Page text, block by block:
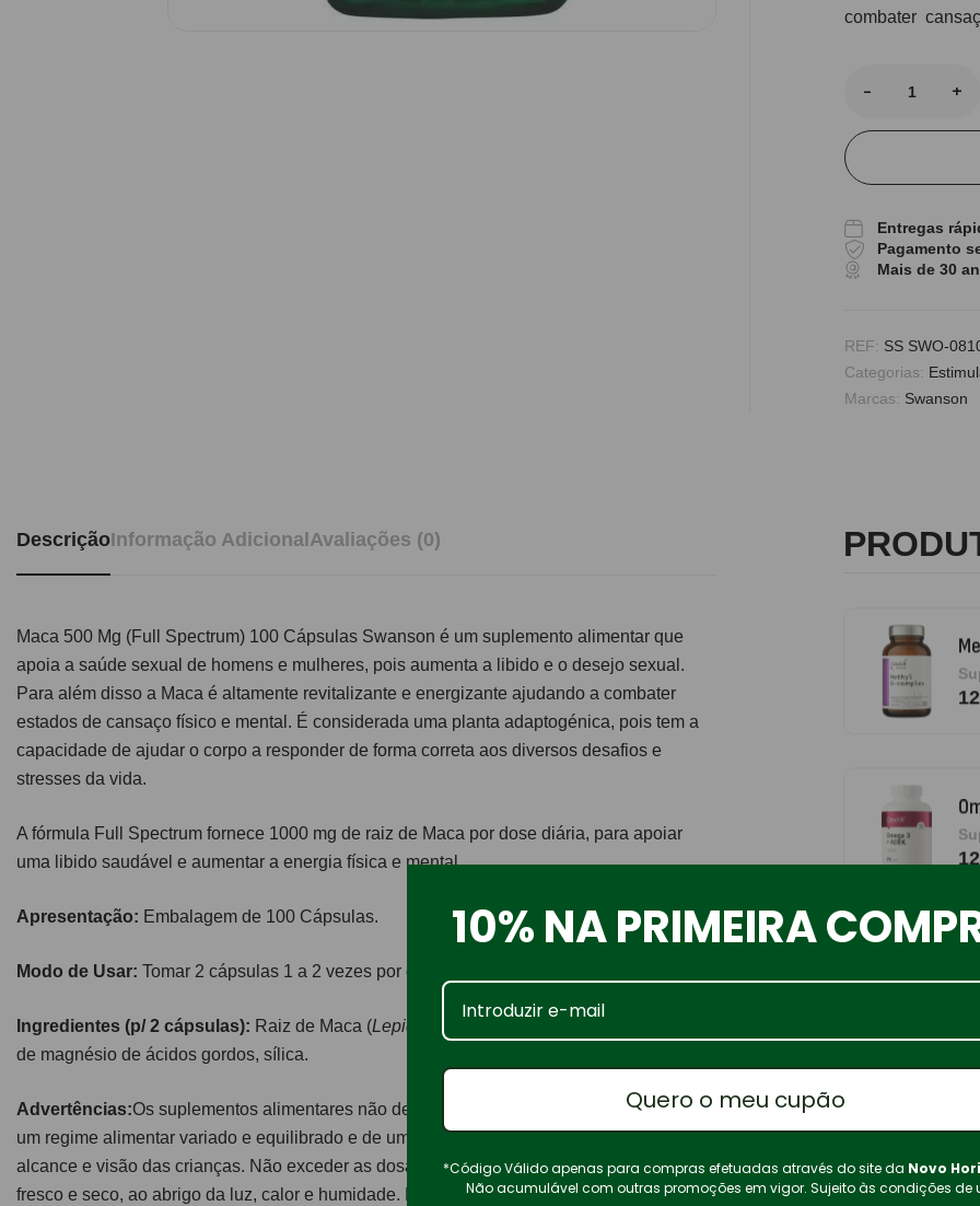
combater
- +
Entregas
Pagamento
Mais de 30
REF: SS SWO-
Categorias:
Marcas: Swanson
DescriçãoInformação Adicional Avaliações (0)
Maca 500 Mg (Full Spectrum) 100 Cápsulas Swanson é um suplemento alimentar que
apoia a saúde sexual de homens e mulheres, pois aumenta a libido e o desejo sexual.
Para além disso a Maca é altamente revitalizante e energizante ajudando a combater
estados de cansaço físico e mental. É considerada uma planta adaptogénica, pois tem a
capacidade de ajudar o corpo a responder de forma correta aos diversos desafios e
stresses da vida.
A fórmula Full Spectrum fornece 1000 mg de raiz de Maca por dose diária, para apoiar
uma libido saudável e aumentar a energia física e mental.
Apresentação: Embalagem de 100 Cápsulas.
Modo de Usar: Tomar 2 cápsulas 1 a 2 vezes por dia com água.
Ingredientes (p/ 2 cápsulas): Raiz de Maca (Lepidium meyenii
de magnésio de ácidos gordos, sílica.
Advertências:Os suplementos alimentares não devem ser utilizados como substitutos de
um regime alimentar variado e equilibrado e de um modo de vida saudável. Manter fora do
alcance e visão das crianças. Não exceder as dosagens recomendadas. Manter em local
fresco e seco, ao abrigo da luz, calor e humidade. Em caso de gravidez ou amamentação
10% NA PRIMEIRA
Quero o meu cupão
*Código Válido apenas para compras efetuadas através do site da Novo
Não acumulável com outras promoções em vigor. Sujeito às condições de